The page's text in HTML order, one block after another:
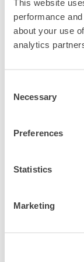
This website
performance
about your use
analytics
Selection
Necessary
Preferences
Statistics
Marketing